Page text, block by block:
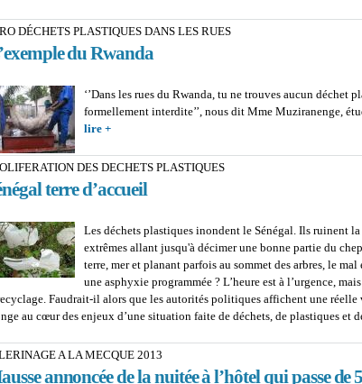
plastiques’’
DÉCHETS PLASTIQUES DANS LES RUES
du Rwanda
‘’Dans les rues du Rwanda, tu ne trouves aucun déchet
formellement interdite’’, nous dit Mme Muziranenge,
lire +
DES DECHETS PLASTIQUES
terre d’accueil
Les déchets plastiques inondent le Sénégal. Ils ruinent
extrêmes allant jusqu'à décimer une bonne partie du
terre, mer et planant parfois au sommet des arbres, le
une asphyxie programmée ? L’heure est à l’urgence,
Faudrait-il alors que les autorités politiques affichent une réelle
au cœur des enjeux d’une situation faite de déchets, de plastiques et
A LA MECQUE 2013
annoncée de la nuitée à l’hôtel qui passe de